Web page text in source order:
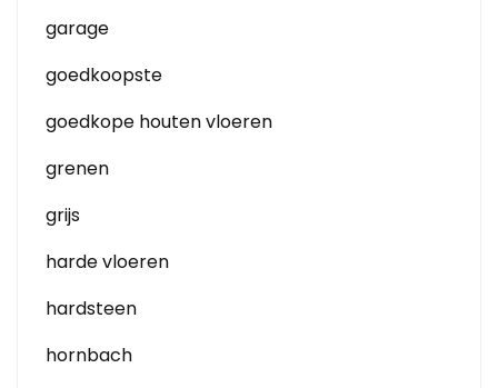
garage
goedkoopste
goedkope houten vloeren
grenen
grijs
harde vloeren
hardsteen
hornbach